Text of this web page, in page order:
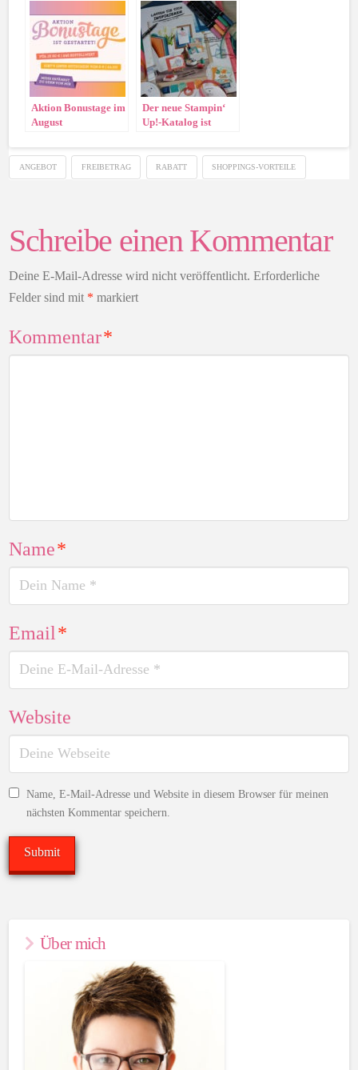
Aktion Bonustage im
August
Der neue Stampin‘
Up!-Katalog ist
ANGEBOT FREIBETRAG RABATT SHOPPINGS-VORTEILE
Schreibe einen Kommentar
Deine E-Mail-Adresse wird nicht veröffentlicht. Erforderliche
Felder sind mit * markiert
Kommentar*
Name*
Email*
Website
Name, E-Mail-Adresse und Website in diesem Browser für meinen
nächsten Kommentar speichern.
Über mich